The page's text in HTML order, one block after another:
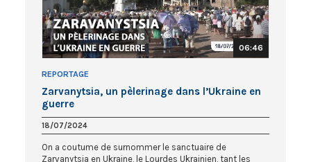
06:46
REPORTAGE
Zarvanytsia, un pèlerinage dans l’Ukraine en
guerre
18/07/2024
On a coutume de surnommer le sanctuaire de
Zarvanytsia en Ukraine, le Lourdes Ukrainien, tant les